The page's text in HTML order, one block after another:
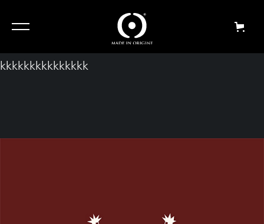
ggggggggggggggggggggg
kkkkkkkkkkkkkkk